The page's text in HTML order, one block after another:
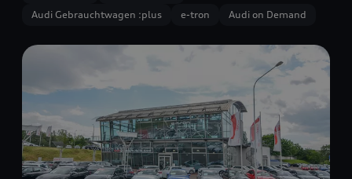
Audi Gebrauchtwagen :plus
e-tron Audi on Demand